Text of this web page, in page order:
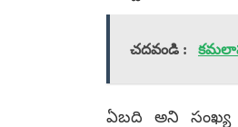
చదవండి :
ఏబది అని సంఖ్య